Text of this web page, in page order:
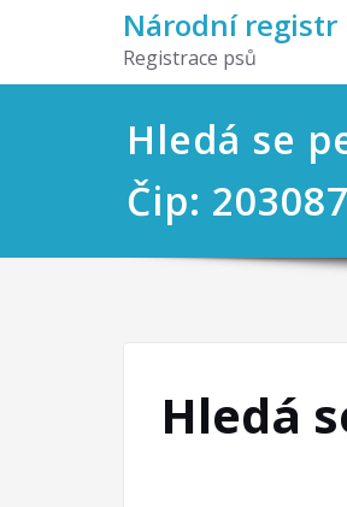
Národní registr
Registrace psů
Hledá se
Čip:
Hledá